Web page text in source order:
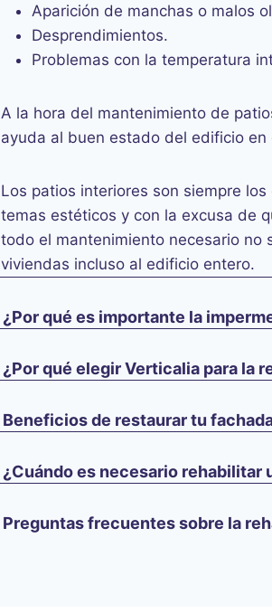
Aparición de manchas o malos
Desprendimientos.
Problemas con la temperatura
A la hora del mantenimiento de
ayuda al buen estado del edificio
Los patios interiores son siempre
temas estéticos y con la excusa de
todo el mantenimiento necesario no
viviendas incluso al edificio entero.
¿Por qué es importante la
¿Por qué elegir Verticalia para la
Beneficios de restaurar tu
¿Cuándo es necesario rehabilitar
Preguntas frecuentes sobre la